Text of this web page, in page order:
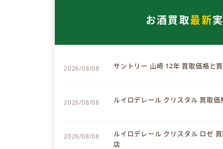
お酒買取最新
2026/08/08 サントリー 山崎 12年 買取価格と
2026/08/08 ルイロデレール クリスタル 買取
2026/08/08
ルイロデレール クリスタル ロゼ
店